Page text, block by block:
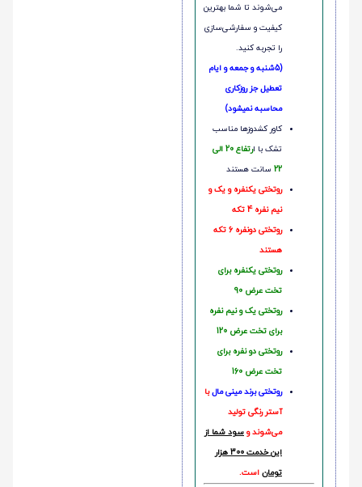
می‌شوند تا شما بهترین
کیفیت و سفارشی‌سازی
را تجربه کنید.
(5شنبه و جمعه و ایام
تعطیل جز روزکاری
محاسبه نمیشود)
کاور کشدوزها مناسب
تشک با ا
رتفاع 20 الی
22 سانت هستند
روتختی یکنفره و یک و
نیم نفره 4 تکه
روتختی دونفره 6 تکه
هستند
روتختی یکنفره برای
تخت عرض 90
روتختی یک و نیم نفره
برای تخت عرض 120
روتختی دو نفره برای
تخت عرض 160
روتختی‌ برند مینی مالبا
آستر رنگی تولید
می‌شوند و سود شما از
این خدمت 300 هزار
تومان است.